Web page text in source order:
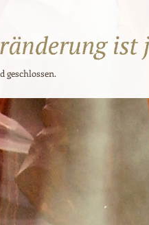
geschlossen.